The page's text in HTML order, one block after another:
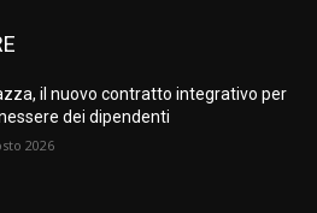
il nuovo contratto integrativo per
dei dipendenti
2026